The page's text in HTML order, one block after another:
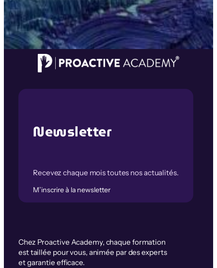
Newsletter
Recevez chaque mois toutes nos actualités.
M’inscrire à la newsletter
Chez Proactive Academy, chaque formation
est taillée pour vous, animée par des experts
et garantie efficace.